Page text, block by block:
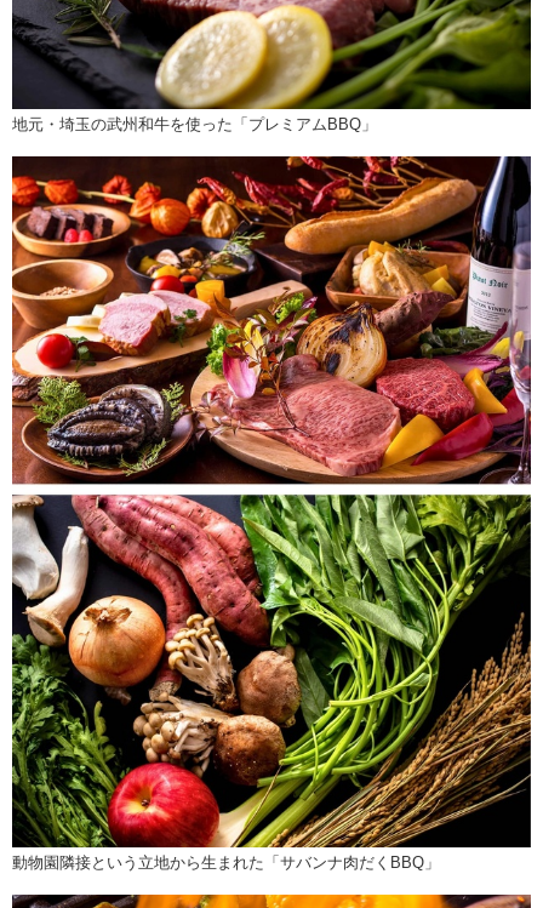
地元・埼玉の武州和牛を使った「プレミアムBBQ」
動物園隣接という立地から生まれた「サバンナ肉だくBBQ」